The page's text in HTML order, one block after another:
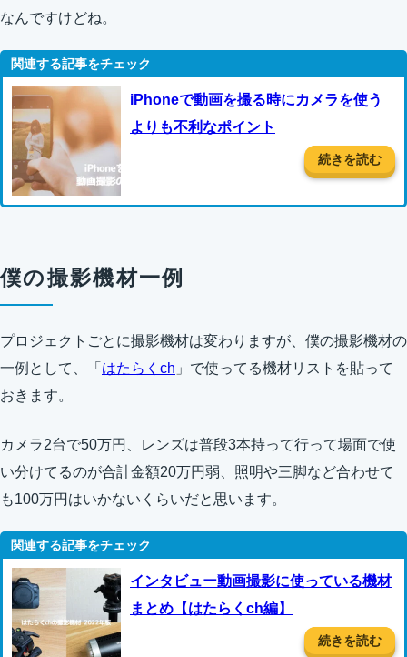
なんですけどね。
iPhoneで動画を撮る時にカメラを使う
よりも不利なポイント
続きを読む
僕の撮影機材一例
プロジェクトごとに撮影機材は変わりますが、僕の撮影機材の
一例として、「 はたらくch 」で使ってる機材リストを貼って
おきます。
カメラ2台で50万円、レンズは普段3本持って行って場面で使
い分けてるのが合計金額20万円弱、照明や三脚など合わせて
も100万円はいかないくらいだと思います。
インタビュー動画撮影に使っている機材
まとめ【はたらくch編】
続きを読む